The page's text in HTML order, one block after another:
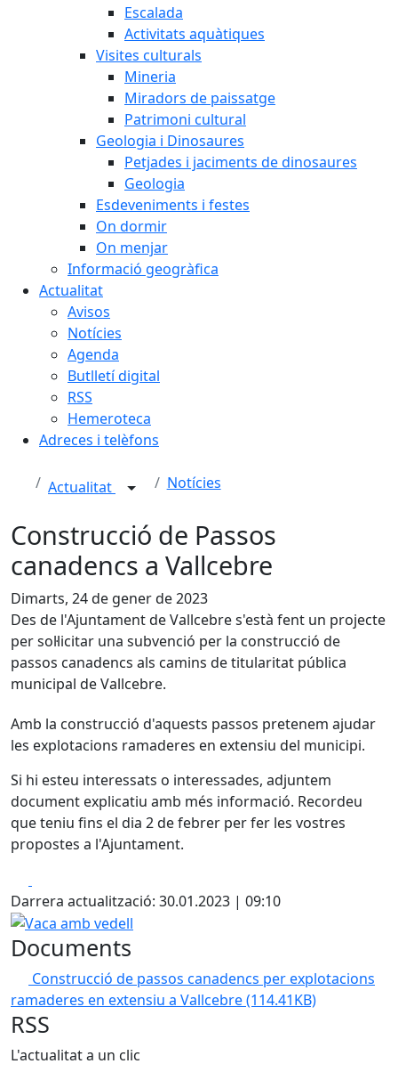
Escalada
Activitats aquàtiques
Visites culturals
Mineria
Miradors de paissatge
Patrimoni cultural
Geologia i Dinosaures
Petjades i jaciments de dinosaures
Geologia
Esdeveniments i festes
On dormir
On menjar
Informació geogràfica
Actualitat
Avisos
Notícies
Agenda
Butlletí digital
RSS
Hemeroteca
Adreces i telèfons
Actualitat Notícies
Construcció de Passos
canadencs a Vallcebre
Dimarts, 24 de gener de 2023
Des de l'Ajuntament de Vallcebre s'està fent un projecte
per sol·licitar una subvenció per la construcció de
passos canadencs als camins de titularitat pública
municipal de Vallcebre.
Amb la construcció d'aquests passos pretenem ajudar
les explotacions ramaderes en extensiu del municipi.
Si hi esteu interessats o interessades, adjuntem
document explicatiu amb més informació. Recordeu
que teniu fins el dia 2 de febrer per fer les vostres
propostes a l'Ajuntament.
Darrera actualització: 30.01.2023 | 09:10
Vaca amb vedell
Documents
Construcció de passos canadencs per explotacions
ramaderes en extensiu a Vallcebre(114.41KB)
RSS
L'actualitat a un clic